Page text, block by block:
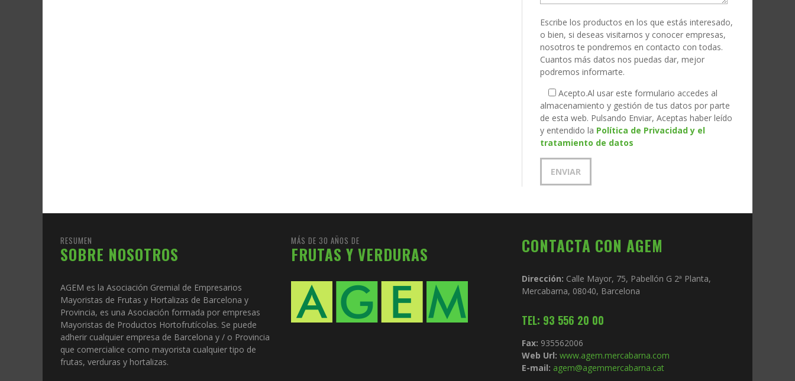
Escribe los productos en los que estás interesado,
o bien, si deseas visitarnos y conocer empresas,
nosotros te pondremos en contacto con todas.
Cuantos más datos nos puedas dar, mejor
podremos informarte.
Acepto.Al usar este formulario accedes al
almacenamiento y gestión de tus datos por parte
de esta web. Pulsando Enviar, Aceptas haber leído
y entendido la Política de Privacidad y el
tratamiento de datos
RESUMEN
SOBRE NOSOTROS
AGEM es la Asociación Gremial de Empresarios
Mayoristas de Frutas y Hortalizas de Barcelona y
Provincia, es una Asociación formada por empresas
Mayoristas de Productos Hortofrutícolas. Se puede
adherir cualquier empresa de Barcelona y / o Provincia
que comercialice como mayorista cualquier tipo de
frutas, verduras y hortalizas.
MÁS DE 30 AÑOS DE
FRUTAS Y VERDURAS CONTACTA CON AGEM
Dirección: Calle Mayor, 75, Pabellón G 2ª Planta,
Mercabarna, 08040, Barcelona
TEL: 93 556 20 00
Fax: 935562006
Web Url: www.agem.mercabarna.com
E-mail: agem@agemmercabarna.cat